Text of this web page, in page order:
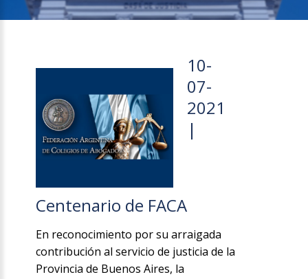
10-
07-
2021
|
Centenario de FACA
En reconocimiento por su arraigada
contribución al servicio de justicia de la
Provincia de Buenos Aires, la